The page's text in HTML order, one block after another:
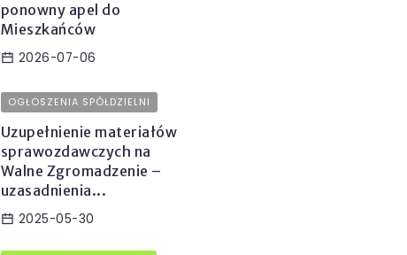
ponowny apel do
Mieszkańców
2026-07-06
OGŁOSZENIA SPÓŁDZIELNI
Uzupełnienie materiałów
sprawozdawczych na
Walne Zgromadzenie –
uzasadnienia...
2025-05-30